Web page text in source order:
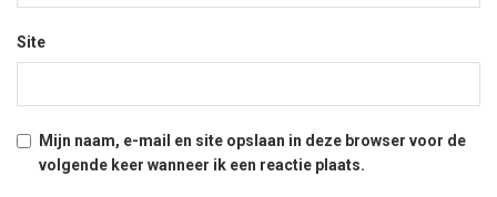
Site
Mijn naam, e-mail en site opslaan in deze browser voor de
volgende keer wanneer ik een reactie plaats.